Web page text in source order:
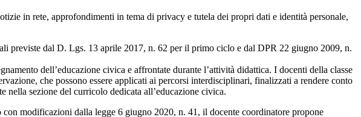
in rete, approfondimenti in tema di privacy e tutela dei propri dati e identità personale,
previste dal D. Lgs. 13 aprile 2017, n. 62 per il primo ciclo e dal DPR 22 giugno 2009, n.
dell’educazione civica e affrontate durante l’attività didattica. I docenti della classe
che possono essere applicati ai percorsi interdisciplinari, finalizzati a rendere conto
nella sezione del curricolo dedicata all’educazione civica.
modificazioni dalla legge 6 giugno 2020, n. 41, il docente coordinatore propone